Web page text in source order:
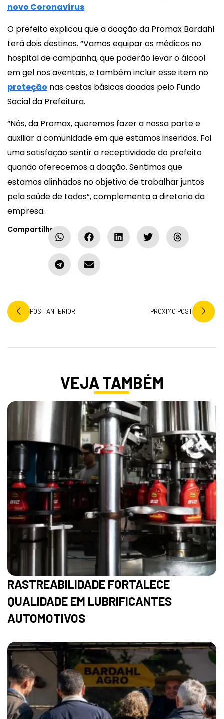
novo Coronavírus
O prefeito explicou que a doação da Promax Bardahl
terá dois destinos. “Vamos equipar os médicos no
hospital de campanha, que poderão levar o álcool
em gel nos aventais, e também incluir esse item no
proteção nas cestas básicas doadas pelo Fundo
Social da Prefeitura.
“Nós, da Promax, queremos fazer a nossa parte e
auxiliar a comunidade em que estamos inseridos. Foi
uma satisfação sentir a receptividade do prefeito
quando oferecemos a doação. Sentimos que
estamos alinhados no objetivo de trabalhar juntos
pela saúde de todos”, complementa a diretoria da
empresa.
Compartilhe:
POST ANTERIOR PRÓXIMO POST
VEJA TAMBÉM
RASTREABILIDADE FORTALECE
QUALIDADE EM LUBRIFICANTES
AUTOMOTIVOS